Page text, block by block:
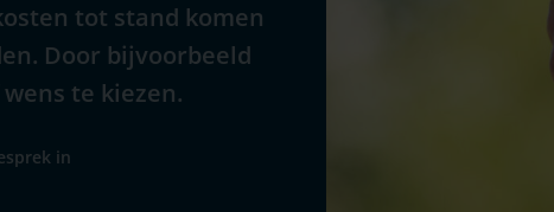
tot stand komen
Door bijvoorbeeld
te kiezen.
in